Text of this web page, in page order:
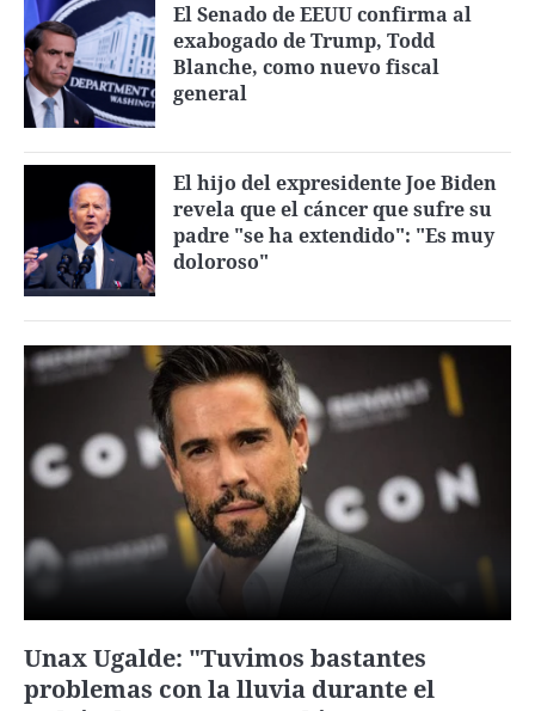
El Senado de EEUU confirma al
exabogado de Trump, Todd
Blanche, como nuevo fiscal
general
El hijo del expresidente Joe Biden
revela que el cáncer que sufre su
padre "se ha extendido": "Es muy
doloroso"
Unax Ugalde: "Tuvimos bastantes
problemas con la lluvia durante el